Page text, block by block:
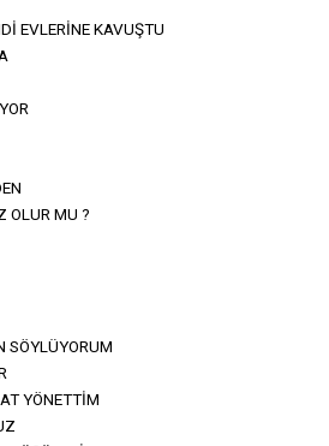
EVLERİNE KAVUŞTU
OLUR MU ?
SÖYLÜYORUM
YÖNETTİM